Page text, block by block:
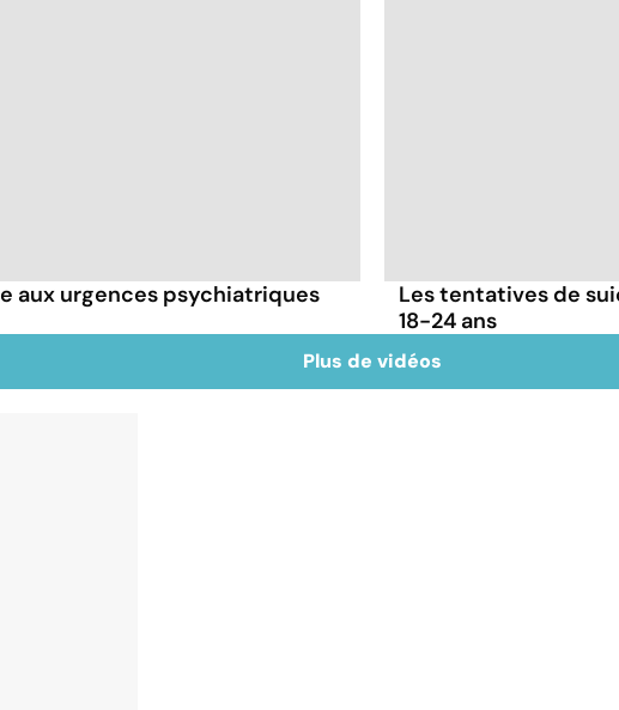
aux urgences psychiatriques
Les tentatives de
18-24 ans
Plus de vidéos